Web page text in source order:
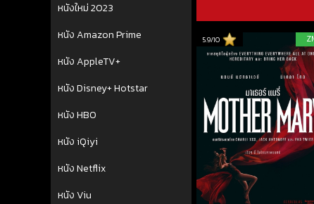
หนังใหม่ 2023
หนัง Amazon Prime
หนัง AppleTV+
หนัง Disney+ Hotstar
หนัง HBO
หนัง iQiyi
หนัง Netflix
หนัง Viu
5.9/10